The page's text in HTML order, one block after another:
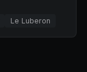
Le Luberon